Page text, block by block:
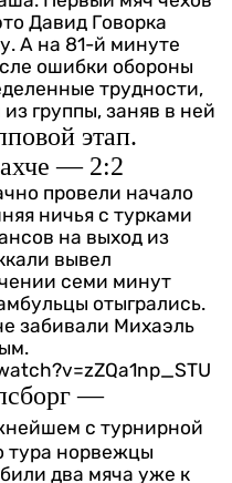
Давид Говорка
А на 81-й минуте
ошибки обороны
трудности,
группы, заняв в ней
этап.
— 2:2
провели начало
ничья с турками
на выход из
вывел
семи минут
отыгрались.
забивали Михаэль
—
с турнирной
тура норвежцы
два мяча уже к